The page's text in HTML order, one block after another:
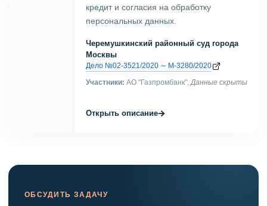
кредит и согласия на обработку
персональных данных.
Черемушкинский районный суд города
Москвы
Дело №02-3521/2020 ∼ М-3280/2020
Участники: АО "Газпромбанк",Данные скрыты
Открыть описание→
ОБСУДИТЬ ЗАДАЧУ